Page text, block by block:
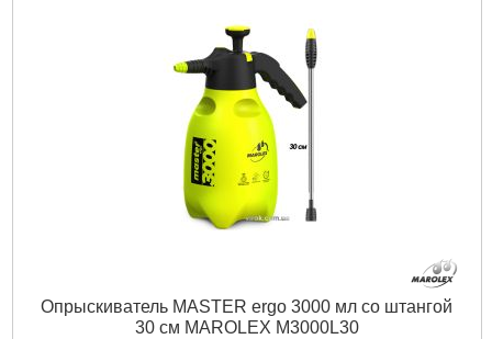
Опрыскиватель MASTER ergo 3000 мл со штангой
30 см MAROLEX M3000L30